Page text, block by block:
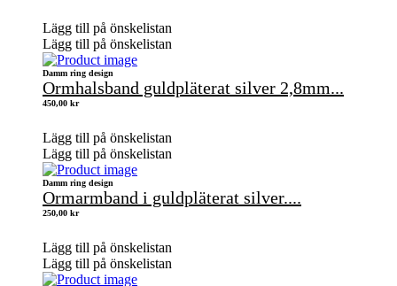
Lägg till på önskelistan
Lägg till på önskelistan
Damm ring design
Ormhalsband guldpläterat silver 2,8mm...
450,00 kr
Lägg till på önskelistan
Lägg till på önskelistan
Damm ring design
Ormarmband i guldpläterat silver....
250,00 kr
Lägg till på önskelistan
Lägg till på önskelistan